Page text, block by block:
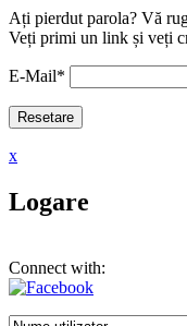
Ați pierdut parola? Vă
Veți primi un link și veți
E-Mail*
x
Logare
Connect with: